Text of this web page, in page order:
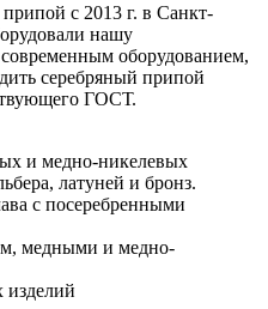
с 2013 г. в Санкт-
нашу
оборудованием,
серебряный припой
ГОСТ.
и медно-никелевых
латуней и бронз.
с посеребренными
медными и медно-